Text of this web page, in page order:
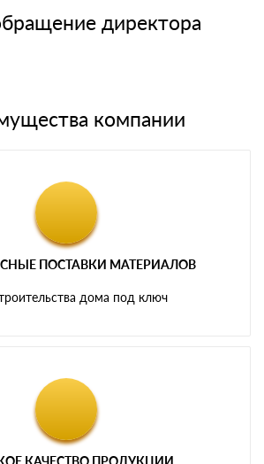
товар со склада самовывоза.
директора
компании
ПОСТАВКИ МАТЕРИАЛОВ
дома под ключ
КАЧЕСТВО ПРОДУКЦИИ